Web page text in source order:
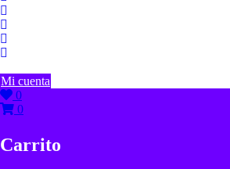
Mi cuenta
0
0
Carrito